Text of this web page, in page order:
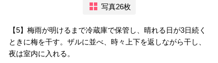
写真26枚
【5】梅雨が明けるまで冷蔵庫で保管し、晴れる日が3日続く
ときに梅を干す。ザルに並べ、時々上下を返しながら干し、
夜は室内に入れる。